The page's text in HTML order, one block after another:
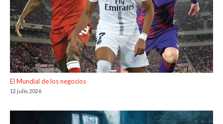
El Mundial de los negocios
12 julio, 2026